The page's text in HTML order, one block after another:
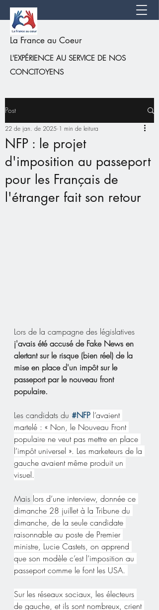
La France au Coeur
L'EXPÉRIENCE AU SERVICE DE NOS
CONCITOYENS
Post
NFP : le projet
d'imposition au passeport
pour les Français de
l'étranger fait son retour
22 de jan. de 2025 1 min de leitura
Lors de la campagne des législatives
j'avais été accusé de Fake News en
alertant sur le risque (bien réel) de la
mise en place d'un impôt sur le
passeport par le nouveau front
populaire.
Les candidats du #NFP l’avaient
martelé : « Non, le Nouveau Front
populaire ne veut pas mettre en place
l’impôt universel ». Les marketeurs de la
gauche avaient même produit un
visuel.
Mais lors d’une interview, donnée ce
dimanche 28 juillet à la Tribune du
dimanche, de la seule candidate
raisonnable au poste de Premier
ministre, Lucie Castets, on apprend
que son modèle c’est l’imposition au
passeport comme le font les USA.
Sur les réseaux sociaux, les électeurs
de gauche, et ils sont nombreux, crient